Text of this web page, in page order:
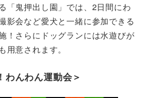
「鬼押出し園」では、2日間にわ
影会など愛犬と一緒に参加できる
！さらにドッグランには水遊びが
用意されます。
わんわん運動会＞